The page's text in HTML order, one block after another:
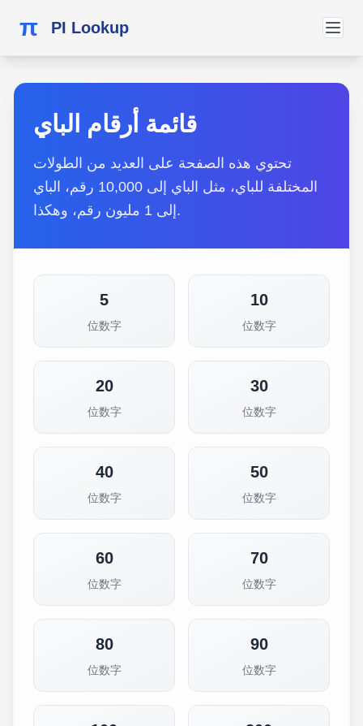
π PI Lookup
قائمة أرقام الباي
تحتوي هذه الصفحة على العديد من الطولات
المختلفة للباي، مثل الباي إلى 10,000 رقم، الباي
إلى 1 مليون رقم، وهكذا.
5
位数字
10
位数字
20
位数字
30
位数字
40
位数字
50
位数字
60
位数字
70
位数字
80
位数字
90
位数字